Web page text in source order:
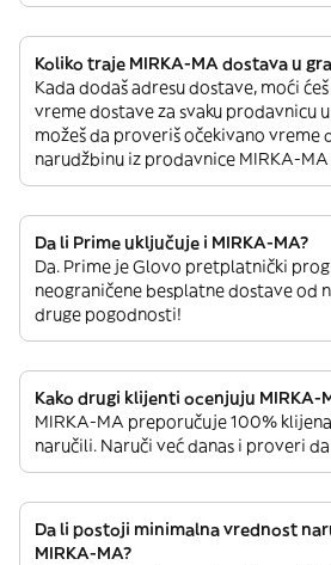
Koliko traje MIRKA-MA dostava u
Kada dodaš adresu dostave, moći
vreme dostave za svaku prodavnicu
možeš da proveriš očekivano vreme
narudžbinu iz prodavnice MIRKA-
Da li Prime uključuje i MIRKA-MA?
Da. Prime je Glovo pretplatnički
neograničene besplatne dostave od
druge pogodnosti!
Kako drugi klijenti ocenjuju MIRKA-
MIRKA-MA preporučuje 100%
naručili. Naruči već danas i proveri
Da li postoji minimalna vrednost
MIRKA-MA?